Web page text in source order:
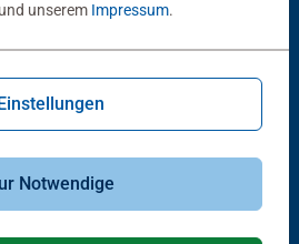
Mein ABC der Fahrzeuge
und unserem Impressum.
Notwendige